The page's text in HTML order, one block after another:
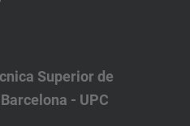
Superior de
- UPC